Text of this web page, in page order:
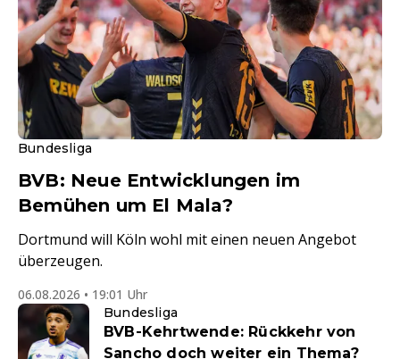
Bundesliga
BVB: Neue Entwicklungen im
Bemühen um El Mala?
Dortmund will Köln wohl mit einen neuen Angebot
überzeugen.
06.08.2026 • 19:01 Uhr
Bundesliga
BVB-Kehrtwende: Rückkehr von
Sancho doch weiter ein Thema?